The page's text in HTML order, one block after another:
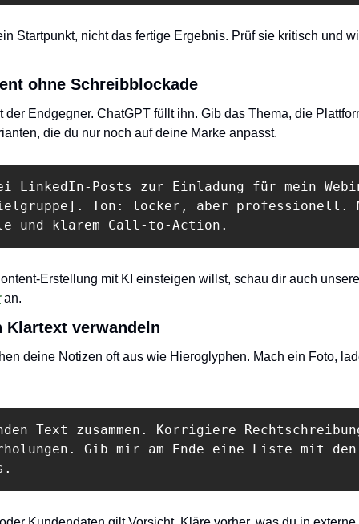
Startpunkt, nicht das fertige Ergebnis. Prüf sie kritisch und
ohne Schreibblockade
Endgegner. ChatGPT füllt ihn. Gib das Thema, die
die du nur noch auf deine Marke anpasst.
LinkedIn-Posts zur Einladung für mein
Ton: locker, aber professionell.
und klarem Call-to-Action.
Erstellung mit KI einsteigen willst, schau dir auch
an.
Klartext verwandeln
deine Notizen oft aus wie Hieroglyphen. Mach ein Foto,
Text zusammen. Korrigiere
Gib mir am Ende eine Liste mit den